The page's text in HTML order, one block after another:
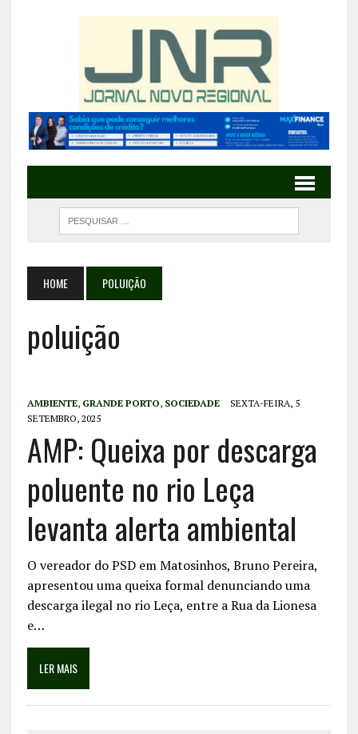
HOME POLUIÇÃO
poluição
AMBIENTE, GRANDE PORTO, SOCIEDADE
SEXTA-FEIRA, 5
SETEMBRO, 2025
AMP: Queixa por descarga
poluente no rio Leça
levanta alerta ambiental
O vereador do PSD em Matosinhos, Bruno Pereira,
apresentou uma queixa formal denunciando uma
descarga ilegal no rio Leça, entre a Rua da Lionesa
e…
LER MAIS